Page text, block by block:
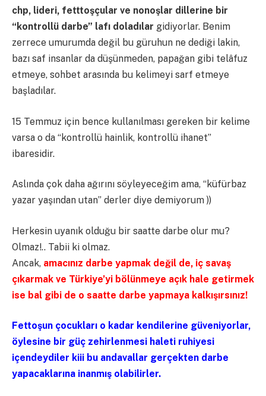
chp, lideri, fetttoşçular ve nonoşlar dillerine bir
“kontrollü darbe” lafı doladılar gidiyorlar. Benim
zerrece umurumda değil bu güruhun ne dediği lakin,
bazı saf insanlar da düşünmeden, papağan gibi telâfuz
etmeye, sohbet arasında bu kelimeyi sarf etmeye
başladılar.
15 Temmuz için bence kullanılması gereken bir kelime
varsa o da “kontrollü hainlik, kontrollü ihanet”
ibaresidir.
Aslında çok daha ağırını söyleyeceğim ama, “küfürbaz
yazar yaşından utan” derler diye demiyorum ))
Herkesin uyanık olduğu bir saatte darbe olur mu?
Olmaz!.. Tabii ki olmaz.
Ancak, amacınız darbe yapmak değil de, iç savaş
çıkarmak ve Türkiye’yi bölünmeye açık hale getirmek
ise bal gibi de o saatte darbe yapmaya kalkışırsınız!
Fettoşun çocukları o kadar kendilerine güveniyorlar,
öylesine bir güç zehirlenmesi haleti ruhiyesi
içendeydiler kiii bu andavallar gerçekten darbe
yapacaklarına inanmış olabilirler.